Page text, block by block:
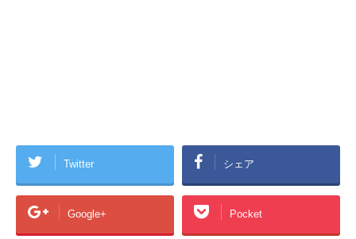
Twitter シェア
Google+ Pocket